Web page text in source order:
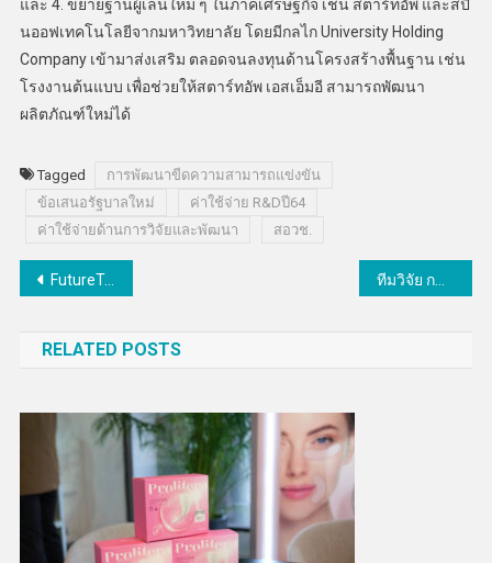
และ 4. ขยายฐานผู้เล่นใหม่ ๆ ในภาคเศรษฐกิจ เช่น สตาร์ทอัพ และสปิ
นออฟเทคโนโลยีจากมหาวิทยาลัย โดยมีกลไก University Holding
Company เข้ามาส่งเสริม ตลอดจนลงทุนด้านโครงสร้างพื้นฐาน เช่น
โรงงานต้นแบบ เพื่อช่วยให้สตาร์ทอัพ เอสเอ็มอี สามารถพัฒนา
ผลิตภัณฑ์ใหม่ได้
Tagged
การพัฒนาขีดความสามารถแข่งขัน
ข้อเสนอรัฐบาลใหม่
ค่าใช้จ่าย R&Dปี64
ค่าใช้จ่ายด้านการวิจัยและพัฒนา
สอวช.
แนะแนว
FutureTales Lab จับมือ Nebula ร่วมแชร์ไอเดียสร้างสรรค์เมืองในอนาคตให้เติบโตอย่างยั่งยืน
RELATED POSTS